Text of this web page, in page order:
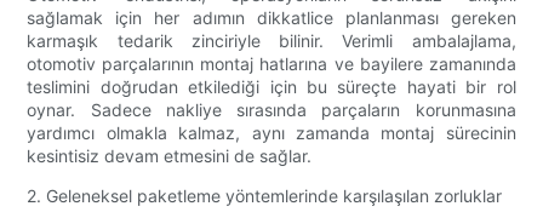
sağlamak için her adımın dikkatlice planlanması gereken
karmaşık tedarik zinciriyle bilinir. Verimli ambalajlama,
otomotiv parçalarının montaj hatlarına ve bayilere zamanında
teslimini doğrudan etkilediği için bu süreçte hayati bir rol
oynar. Sadece nakliye sırasında parçaların korunmasına
yardımcı olmakla kalmaz, aynı zamanda montaj sürecinin
kesintisiz devam etmesini de sağlar.
2. Geleneksel paketleme yöntemlerinde karşılaşılan zorluklar